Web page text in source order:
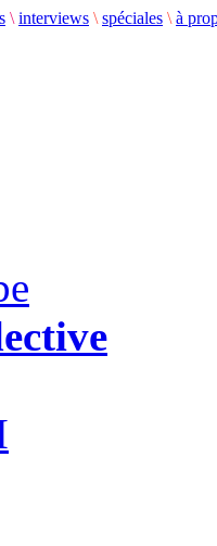
\ interviews \ spéciales \ à